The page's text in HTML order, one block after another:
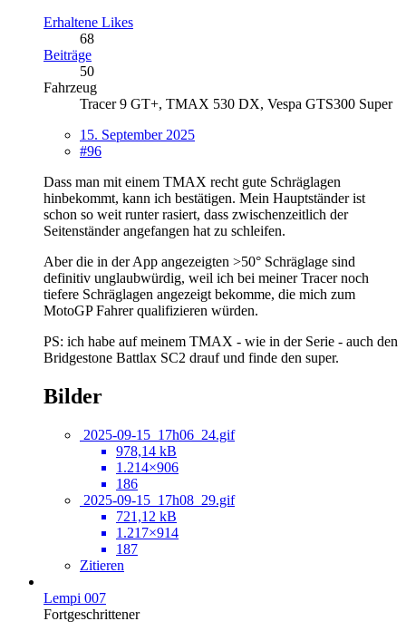
Erhaltene Likes
68
Beiträge
50
Fahrzeug
Tracer 9 GT+, TMAX 530 DX, Vespa GTS300 Super
15. September 2025
#96
Dass man mit einem TMAX recht gute Schräglagen
hinbekommt, kann ich bestätigen. Mein Hauptständer ist
schon so weit runter rasiert, dass zwischenzeitlich der
Seitenständer angefangen hat zu schleifen.
Aber die in der App angezeigten >50° Schräglage sind
definitiv unglaubwürdig, weil ich bei meiner Tracer noch
tiefere Schräglagen angezeigt bekomme, die mich zum
MotoGP Fahrer qualifizieren würden.
PS: ich habe auf meinem TMAX - wie in der Serie - auch den
Bridgestone Battlax SC2 drauf und finde den super.
Bilder
2025-09-15_17h06_24.gif
978,14 kB
1.214×906
186
2025-09-15_17h08_29.gif
721,12 kB
1.217×914
187
Zitieren
Lempi 007
Fortgeschrittener